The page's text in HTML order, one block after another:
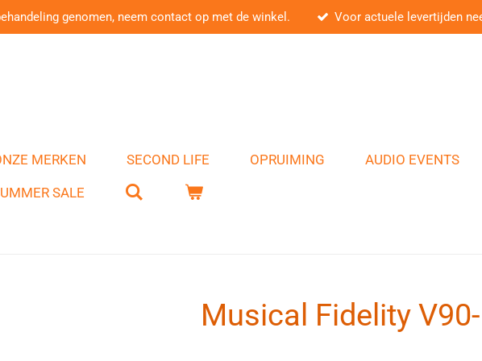
genomen, neem contact op met de winkel. Voor actuele levertijden
MERKEN SECOND LIFE OPRUIMING AUDIO EVENTS
SALE
Musical Fidelity